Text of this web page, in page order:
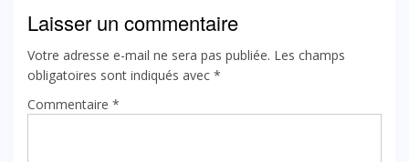
Laisser un commentaire
Votre adresse e-mail ne sera pas publiée. Les champs
obligatoires sont indiqués avec *
Commentaire *